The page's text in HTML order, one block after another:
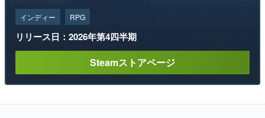
インディー RPG
リリース日：2026年第4四半期
Steamストアページ